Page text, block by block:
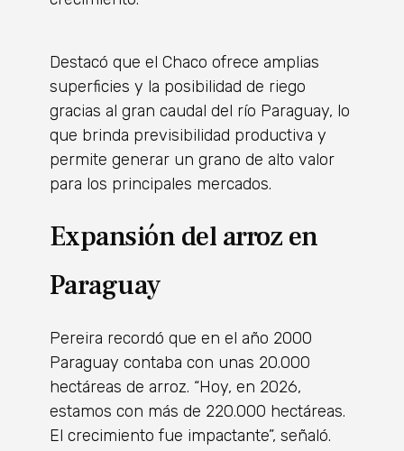
Destacó que el Chaco ofrece amplias
superficies y la posibilidad de riego
gracias al gran caudal del río Paraguay, lo
que brinda previsibilidad productiva y
permite generar un grano de alto valor
para los principales mercados.
Expansión del arroz en
Paraguay
Pereira recordó que en el año 2000
Paraguay contaba con unas 20.000
hectáreas de arroz. “Hoy, en 2026,
estamos con más de 220.000 hectáreas.
El crecimiento fue impactante”, señaló.